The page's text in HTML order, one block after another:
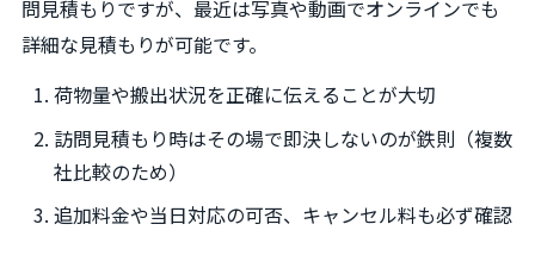
問見積もりですが、最近は写真や動画でオンラインでも
詳細な見積もりが可能です。
荷物量や搬出状況を正確に伝えることが大切
訪問見積もり時はその場で即決しないのが鉄則（複数
社比較のため）
追加料金や当日対応の可否、キャンセル料も必ず確認